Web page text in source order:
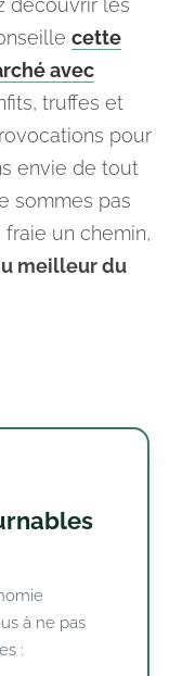
découvrir les
cette
avec
truffes et
pour
envie de tout
sommes pas
fraie un chemin,
meilleur du
à ne pas
: